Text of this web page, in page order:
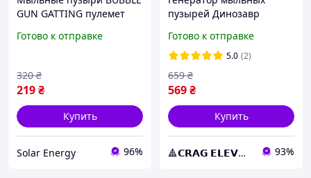
GUN GATTING пулемет
детский в комплекте
Готово к отправке
219₴
320 ₴
Купить
Solar Energy 96%
пузырей Динозавр
Bubble stick dinosaur 35
см Голубой
Готово к отправке
5.0 (2)
569₴
659 ₴
Купить
🔺𝗖𝗥𝗔𝗚 𝗘𝗟𝗘𝗩𝗔𝗧𝗘🔺 93%